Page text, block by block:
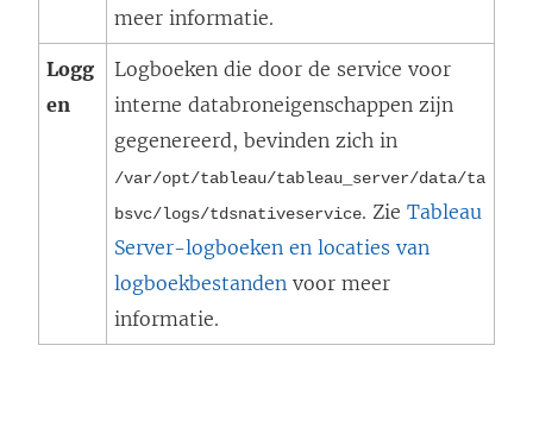
meer informatie.
Logg
en
Logboeken die door de service voor
interne databroneigenschappen zijn
gegenereerd, bevinden zich in
/var/opt/tableau/tableau_server/data/ta
bsvc/logs/tdsnativeservice. Zie Tableau
Server-logboeken en locaties van
logboekbestanden voor meer
informatie.